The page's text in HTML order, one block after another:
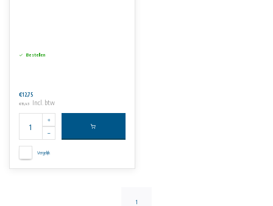
Bestellen
€12,75
€15,43 Incl. btw
Vergelijk
1